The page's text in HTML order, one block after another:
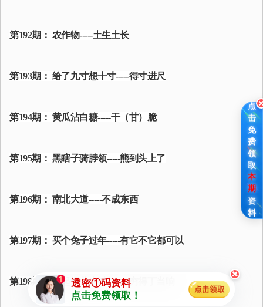
透密①码资料
点击免费领取！
×
第192期： 农作物-----土生土长
第193期： 给了九寸想十寸-----得寸进尺
第194期： 黄瓜沾白糖-----干（甘）脆
第195期： 黑瞎子骑脖领-----熊到头上了
第196期： 南北大道-----不成东西
第197期： 买个兔子过年-----有它不它都可以
第198期： 吊起锅儿当钟打-----穷得丁当响
点
击
免
费
领
取
本
期
资
料